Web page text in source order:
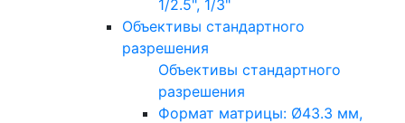
1/2.5", 1/3"
Объективы стандартного
разрешения
Объективы стандартного
разрешения
Формат матрицы: Ø43.3 мм,